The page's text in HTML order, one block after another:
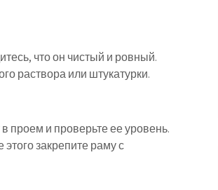
что он чистый и ровный.
раствора или штукатурки.
проем и проверьте ее уровень.
закрепите раму с